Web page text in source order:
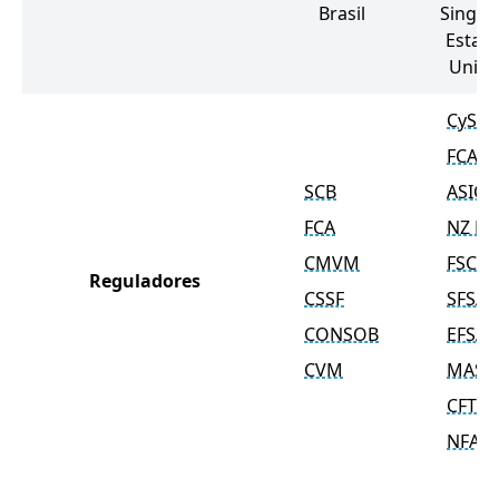
Brasil
Reguladores
SCB
FCA
CMVM
CSSF
CONSOB
CVM
CySEC
FCA
ASIC
NZ
FSCA
SFSA
EFSA
MAS
CFTC
NFA